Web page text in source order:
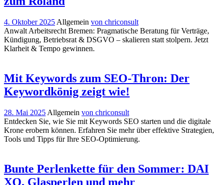
4. Oktober 2025 Allgemein von chriconsult
Anwalt Arbeitsrecht Bremen: Pragmatische Beratung für Verträge,
Kündigung, Betriebsrat & DSGVO – skalieren statt stolpern. Jetzt
Klarheit & Tempo gewinnen.
Mit Keywords zum SEO-Thron: Der
Keywordkönig zeigt wie!
28. Mai 2025 Allgemein von chriconsult
Entdecken Sie, wie Sie mit Keywords SEO starten und die digitale
Krone erobern können. Erfahren Sie mehr über effektive Strategien,
Tools und Tipps für Ihre SEO-Optimierung.
Bunte Perlenkette für den Sommer: DAI
XO, Glasperlen und mehr